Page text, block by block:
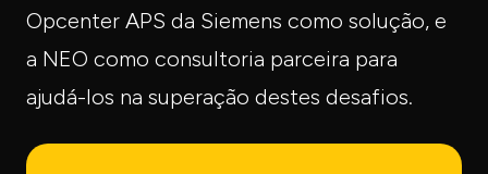
Opcenter APS da Siemens como solução, e
a NEO como consultoria parceira para
ajudá-los na superação destes desafios.